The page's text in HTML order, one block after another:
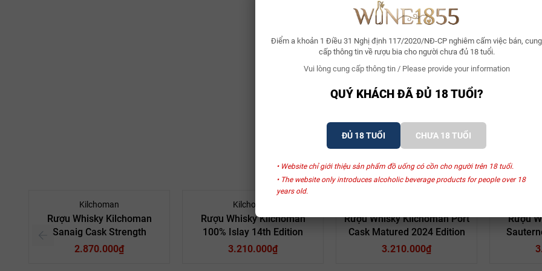
Điểm a khoản 1 Điều 31 Nghị định 117/2020/NĐ-CP nghiêm cấm việc bán, cung
cấp thông tin về rượu bia cho người chưa đủ 18 tuổi.
Vui lòng cung cấp thông tin / Please provide your information
QUÝ KHÁCH ĐÃ ĐỦ 18 TUỔI?
ĐỦ 18 TUỔI CHƯA 18 TUỔI
• Website chỉ giới thiệu sản phẩm đồ uống có cồn cho người trên 18 tuổi.
• The website only introduces alcoholic beverage products for people over 18
years old.
Kilchoman
Rượu Whisky Kilchoman
Sanaig Cask Strength
2.870.000₫
Kilchoman
Rượu Whisky Kilchoman
100% Islay 14th Edition
3.210.000₫
Rượu Whisky Kilchoman Port
Cask Matured 2024 Edition
3.210.000₫
Rượu